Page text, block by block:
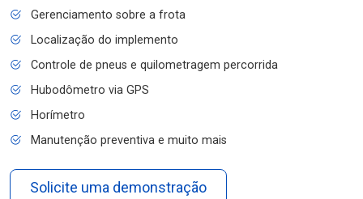
Gerenciamento sobre a frota
Localização do implemento
Controle de pneus e quilometragem percorrida
Hubodômetro via GPS
Horímetro
Manutenção preventiva e muito mais
Solicite uma demonstração